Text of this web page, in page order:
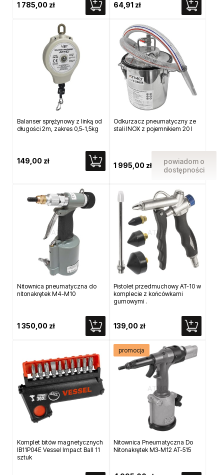
1 785,00 zł 64,91 zł
Balanser sprężynowy z linką od
długości 2m, zakres 0,5-1,5kg
149,00 zł
Odkurzacz pneumatyczny ze
stali INOX z pojemnikiem 20 l
1 995,00 zł
powiadom o
dostępności
Nitownica pneumatyczna do
nitonakrętek M4-M10
1 350,00 zł
Pistolet przedmuchowy AT-10 w
komplecie z końcówkami
gumowymi .
139,00 zł
Komplet bitów magnetycznych
IB11P04E Vessel Impact Ball 11
sztuk
Nitownica Pneumatyczna Do
Nitonakrętek M3-M12 AT-515
promocja